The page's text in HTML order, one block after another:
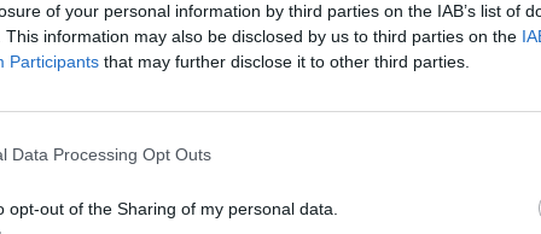
of your personal information by third parties on the IAB’s list of
This information may also be disclosed by us to third parties on the
Participants that may further disclose it to other third parties.
Data Processing Opt Outs
opt-out of the Sharing of my personal data.
από την ωοθήκη της κότας. Μεταξύ των
τις ίδιες ορμόνες από το λευκό κρέας
το χοιρινό και το βόειο κρέας. Και αυτό
από ενέσεις ορμονών όπως η αυξητική
δεν έχει σημασία αν το κρέας είναι
παράγουν ορμόνες επειδή είναι ζώα, οι
τρόπο στα ζωικά προϊόντα.